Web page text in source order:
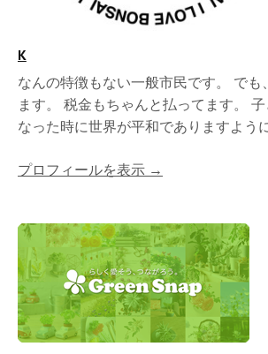
K
なんの特徴もない一般市民です。 でも
ます。 税金もちゃんと払ってます。
なった時に世界が平和でありますように
プロフィールを表示 →